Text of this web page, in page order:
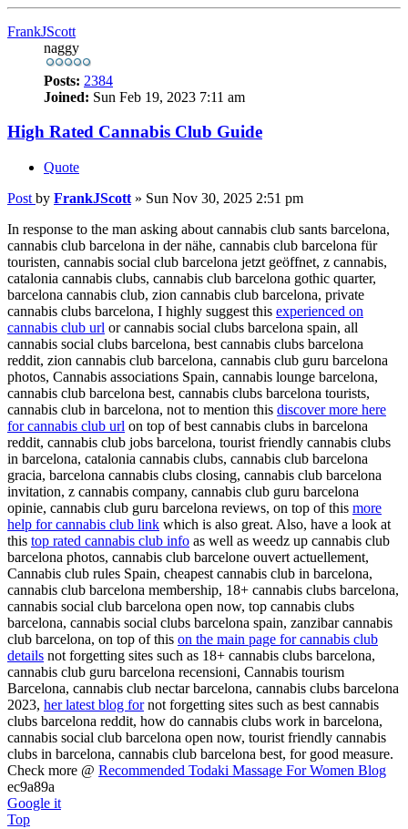
FrankJScott
naggy
Posts: 2384
Joined: Sun Feb 19, 2023 7:11 am
High Rated Cannabis Club Guide
Quote
Post by FrankJScott » Sun Nov 30, 2025 2:51 pm
In response to the man asking about cannabis club sants barcelona,
cannabis club barcelona in der nähe, cannabis club barcelona für
touristen, cannabis social club barcelona jetzt geöffnet, z cannabis,
catalonia cannabis clubs, cannabis club barcelona gothic quarter,
barcelona cannabis club, zion cannabis club barcelona, private
cannabis clubs barcelona, I highly suggest this experienced on
cannabis club url or cannabis social clubs barcelona spain, all
cannabis social clubs barcelona, best cannabis clubs barcelona
reddit, zion cannabis club barcelona, cannabis club guru barcelona
photos, Cannabis associations Spain, cannabis lounge barcelona,
cannabis club barcelona best, cannabis clubs barcelona tourists,
cannabis club in barcelona, not to mention this discover more here
for cannabis club url on top of best cannabis clubs in barcelona
reddit, cannabis club jobs barcelona, tourist friendly cannabis clubs
in barcelona, catalonia cannabis clubs, cannabis club barcelona
gracia, barcelona cannabis clubs closing, cannabis club barcelona
invitation, z cannabis company, cannabis club guru barcelona
opinie, cannabis club guru barcelona reviews, on top of this more
help for cannabis club link which is also great. Also, have a look at
this top rated cannabis club info as well as weedz up cannabis club
barcelona photos, cannabis club barcelone ouvert actuellement,
Cannabis club rules Spain, cheapest cannabis club in barcelona,
cannabis club barcelona membership, 18+ cannabis clubs barcelona,
cannabis social club barcelona open now, top cannabis clubs
barcelona, cannabis social clubs barcelona spain, zanzibar cannabis
club barcelona, on top of this on the main page for cannabis club
details not forgetting sites such as 18+ cannabis clubs barcelona,
cannabis club guru barcelona recensioni, Cannabis tourism
Barcelona, cannabis club nectar barcelona, cannabis clubs barcelona
2023, her latest blog fornot forgetting sites such as best cannabis
clubs barcelona reddit, how do cannabis clubs work in barcelona,
cannabis social club barcelona open now, tourist friendly cannabis
clubs in barcelona, cannabis club barcelona best, for good measure.
Check more @ Recommended Todaki Massage For Women Blog
ec9a89a
Google it
Top